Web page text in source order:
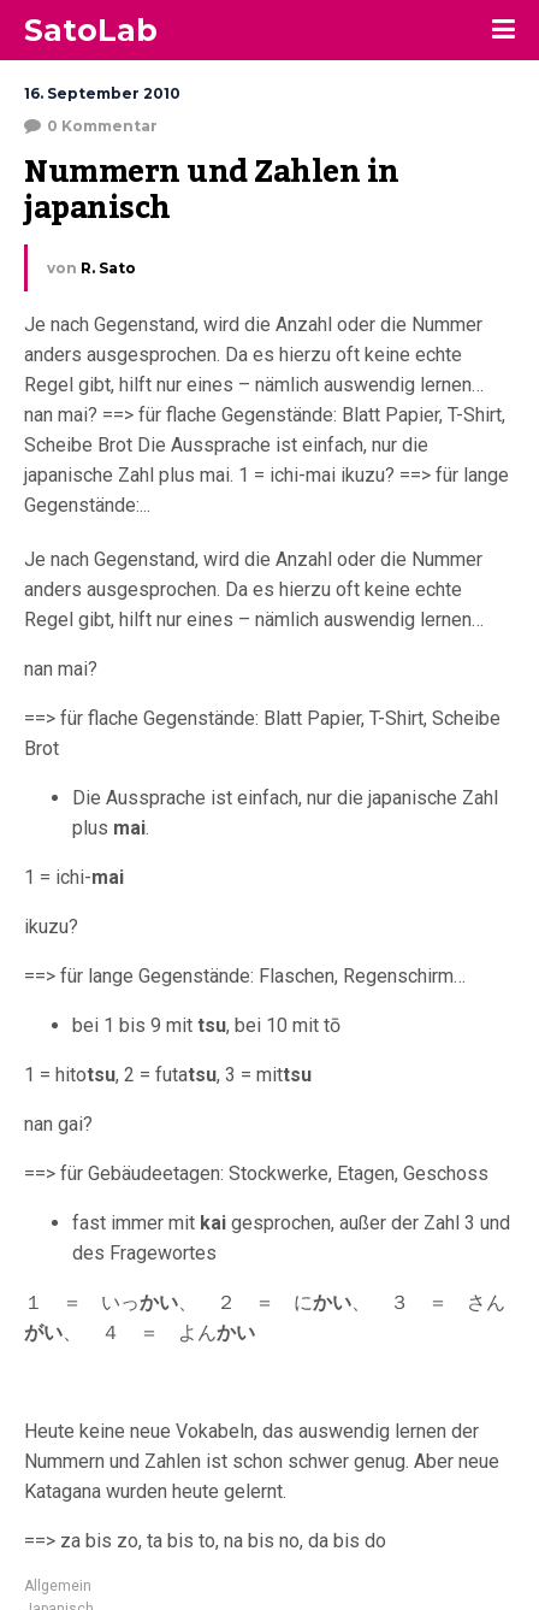
SatoLab
16. September 2010
0 Kommentar
Nummern und Zahlen in
japanisch
von R. Sato
Je nach Gegenstand, wird die Anzahl oder die Nummer
anders ausgesprochen. Da es hierzu oft keine echte
Regel gibt, hilft nur eines – nämlich auswendig lernen…
nan mai? ==> für flache Gegenstände: Blatt Papier, T-Shirt,
Scheibe Brot Die Aussprache ist einfach, nur die
japanische Zahl plus mai. 1 = ichi-mai ikuzu? ==> für lange
Gegenstände:...
Je nach Gegenstand, wird die Anzahl oder die Nummer
anders ausgesprochen. Da es hierzu oft keine echte
Regel gibt, hilft nur eines – nämlich auswendig lernen…
nan mai?
==> für flache Gegenstände: Blatt Papier, T-Shirt, Scheibe
Brot
Die Aussprache ist einfach, nur die japanische Zahl
plus mai.
1 = ichi-mai
ikuzu?
==> für lange Gegenstände: Flaschen, Regenschirm…
bei 1 bis 9 mit tsu, bei 10 mit tō
1 = hitotsu, 2 = futatsu, 3 = mittsu
nan gai?
==> für Gebäudeetagen: Stockwerke, Etagen, Geschoss
fast immer mit kai gesprochen, außer der Zahl 3 und
des Fragewortes
１ ＝ いっかい、 ２ ＝ にかい、 ３ ＝ さん
がい、 ４ ＝ よんかい
Heute keine neue Vokabeln, das auswendig lernen der
Nummern und Zahlen ist schon schwer genug. Aber neue
Katagana wurden heute gelernt.
==> za bis zo, ta bis to, na bis no, da bis do
Allgemein